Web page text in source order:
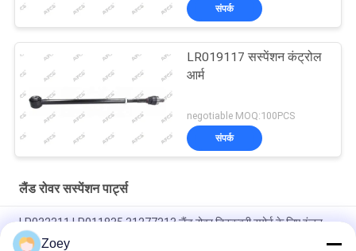
संपर्क
LR019117 सस्पेंशन कंट्रोल
आर्म
negotiable MOQ:100PCS
संपर्क
लैंड रोवर सस्पेंशन पार्ट्स
LR032311 LR011835 31277313 लैंड रोवर डिस्कवरी स्पोर्ट के लिए इंजन
माउंट
Zoey